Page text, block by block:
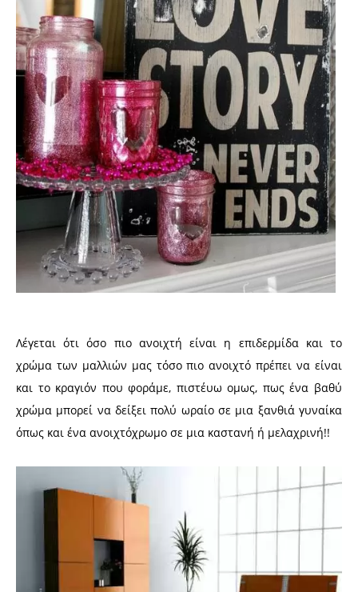
Λέγεται ότι όσο πιο ανοιχτή είναι η επιδερμίδα και το
χρώμα των μαλλιών μας τόσο πιο ανοιχτό πρέπει να είναι
και το κραγιόν που φοράμε, πιστέυω ομως, πως ένα βαθύ
χρώμα μπορεί να δείξει πολύ ωραίο σε μια ξανθιά γυναίκα
όπως και ένα ανοιχτόχρωμο σε μια καστανή ή μελαχρινή!!